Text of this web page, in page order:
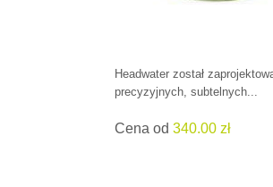
Headwater został
precyzyjnych, subtelnych...
Cena od 340.00 zł